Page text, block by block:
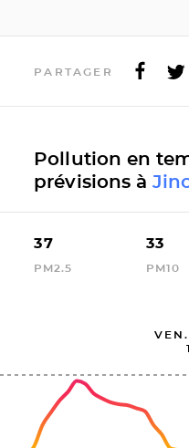
PARTAGER
Pollution en
prévisions à
37
PM2.5
33
PM10